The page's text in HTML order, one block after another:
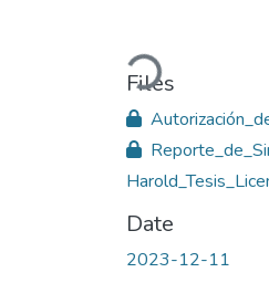
Loading...
Files
Date
2023-12-11